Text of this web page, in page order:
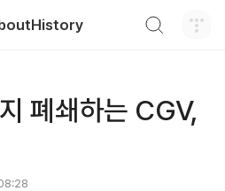
폐쇄하는 CGV,